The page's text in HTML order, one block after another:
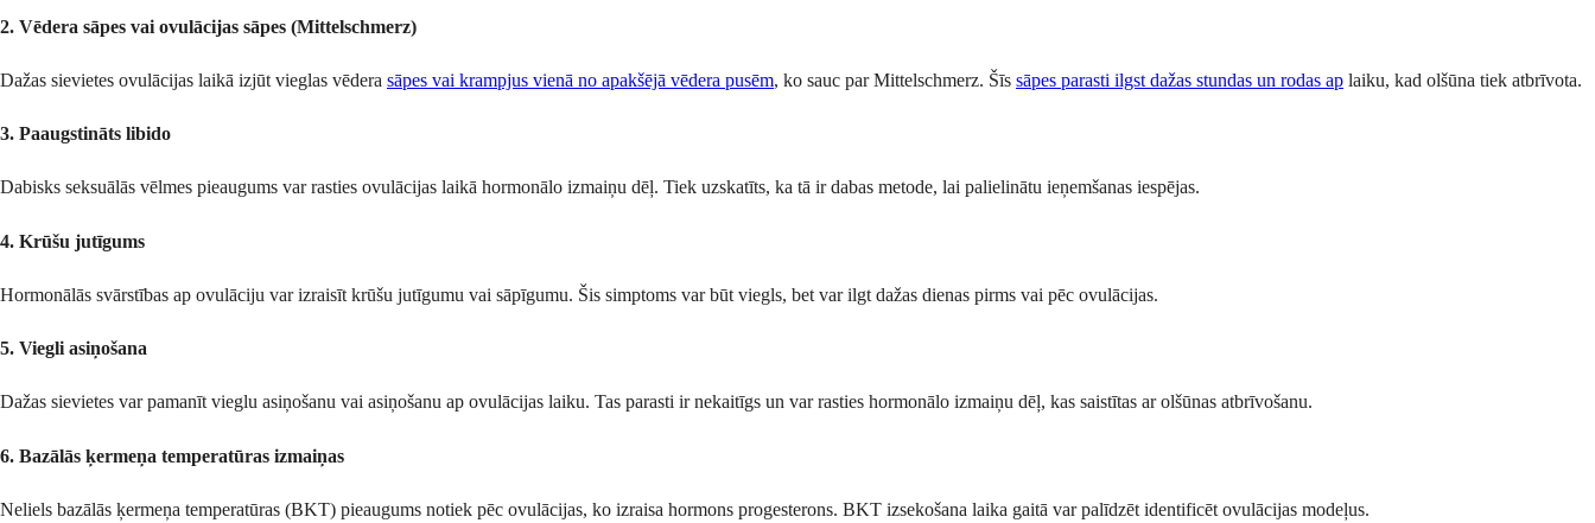
2. Vēdera sāpes vai ovulācijas sāpes (Mittelschmerz)
Dažas sievietes ovulācijas laikā izjūt vieglas vēdera sāpes vai krampjus vienā no apakšējā vēdera pusēm, ko sauc par Mittelschmerz. Šīs sāpes parasti ilgst dažas stundas un rodas ap laiku, kad olšūna tiek atbrīvota.
3. Paaugstināts libido
Dabisks seksuālās vēlmes pieaugums var rasties ovulācijas laikā hormonālo izmaiņu dēļ. Tiek uzskatīts, ka tā ir dabas metode, lai palielinātu ieņemšanas iespējas.
4. Krūšu jutīgums
Hormonālās svārstības ap ovulāciju var izraisīt krūšu jutīgumu vai sāpīgumu. Šis simptoms var būt viegls, bet var ilgt dažas dienas pirms vai pēc ovulācijas.
5. Viegli asiņošana
Dažas sievietes var pamanīt vieglu asiņošanu vai asiņošanu ap ovulācijas laiku. Tas parasti ir nekaitīgs un var rasties hormonālo izmaiņu dēļ, kas saistītas ar olšūnas atbrīvošanu.
6. Bazālās ķermeņa temperatūras izmaiņas
Neliels bazālās ķermeņa temperatūras (BKT) pieaugums notiek pēc ovulācijas, ko izraisa hormons progesterons. BKT izsekošana laika gaitā var palīdzēt identificēt ovulācijas modeļus.